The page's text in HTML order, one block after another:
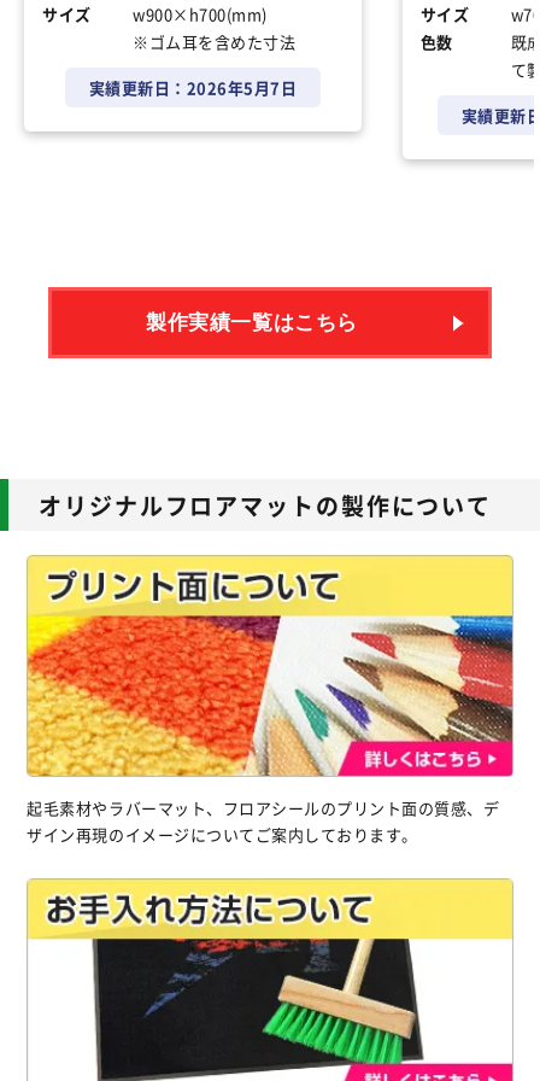
サイズ
w900×h700(mm)
※ゴム耳を含めた寸法
実績更新日： 2026年5月7日
サイズ
色数
既
て
実績更新
製作実績一覧はこちら
オリジナルフロアマットの製作について
起毛素材やラバーマット、フロアシールのプリント面の質感、デ
ザイン再現のイメージについてご案内しております。